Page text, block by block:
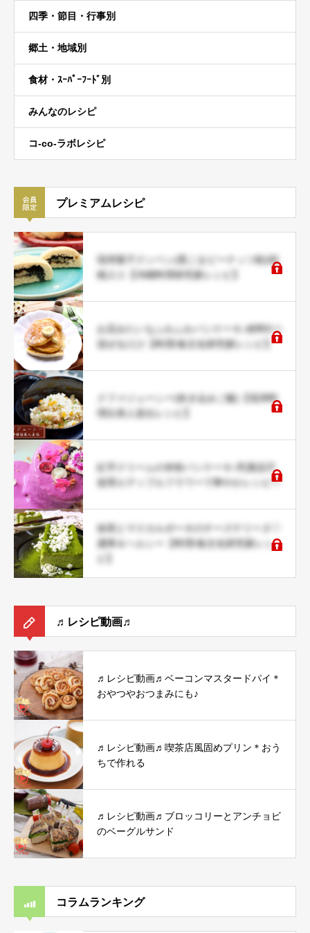
四季・節目・行事別
郷土・地域別
食材・ｽｰﾊﾟｰﾌｰﾄﾞ別
みんなのレシピ
コ-co-ラボレシピ
プレミアムレシピ
琉球菓子クンペン(黒ごまピーナッツ餡)胡
桃入り【沖縄料理研究家レシピ】
お店みたいなふわふわパンケーキ♪材料5つ
混ぜるだけ【料理/食文化研究家レシピ】
クファジューシー(炊き込みご飯)【琉球料
理伝承人直伝レシピ】
紅芋クリームの米粉パンケーキ♪乳製品不
使用エディブルフラワーで華やかレシピ♡
抹茶とマスカルポーネのチーズテリーヌ♡
濃厚＆ヘルシー【料理/食文化研究家レシ
♬レシピ動画♬
♬レシピ動画♬ベーコンマスタードパイ＊
おやつやおつまみにも♪
♬レシピ動画♬喫茶店風固めプリン＊おう
ちで作れる
♬レシピ動画♬ブロッコリーとアンチョビ
のベーグルサンド
コラムランキング